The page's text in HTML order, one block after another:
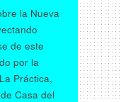
la Nueva
de este
por la
Práctica,
Casa del